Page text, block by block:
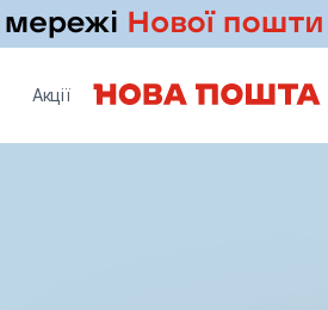
Акції